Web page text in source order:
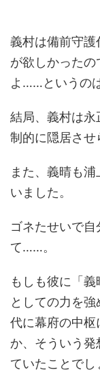
義村は備前守
が欲しかった
よ……というの
結局、義村は永
制的に隠居させ
また、義晴も
いました。
ゴネたせいで
て……。
もしも彼に「
としての力を
代に幕府の中枢
か、そういう
ていたことでし